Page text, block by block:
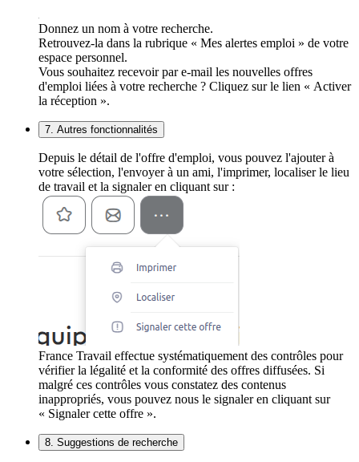
Donnez un nom à votre recherche.
Retrouvez-la dans la rubrique « Mes alertes emploi » de votre
espace personnel.
Vous souhaitez recevoir par e-mail les nouvelles offres
d'emploi liées à votre recherche ? Cliquez sur le lien « Activer
la réception ».
7. Autres fonctionnalités
Depuis le détail de l'offre d'emploi, vous pouvez l'ajouter à
votre sélection, l'envoyer à un ami, l'imprimer, localiser le lieu
de travail et la signaler en cliquant sur :
France Travail effectue systématiquement des contrôles pour
vérifier la légalité et la conformité des offres diffusées. Si
malgré ces contrôles vous constatez des contenus
inappropriés, vous pouvez nous le signaler en cliquant sur
« Signaler cette offre ».
8. Suggestions de recherche